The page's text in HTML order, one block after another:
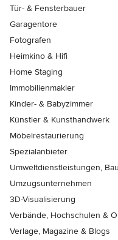
Tür- & Fensterbauer
Garagentore
Fotografen
Heimkino & Hifi
Home Staging
Immobilienmakler
Kinder- & Babyzimmer
Künstler & Kunsthandwerk
Möbelrestaurierung
Spezialanbieter
Umweltdienstleistungen,
Umzugsunternehmen
3D-Visualisierung
Verbände, Hochschulen &
Verlage, Magazine & Blogs